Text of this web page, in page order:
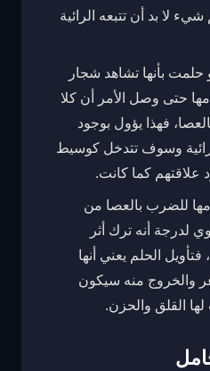
شيء لا بد أن تتبعه الرائية
حلمت بأنها تشاهد شجار
حتى وصل الأمر أن كلا
فهذا يؤول بوجود
وسوف تتدخل كوسيط
علاقتهم كما كانت.
للضرب بالعصا من
أنه ترك أثر
الحلم يعني أنها
والخروج منه سيكون
القلق والحزن.